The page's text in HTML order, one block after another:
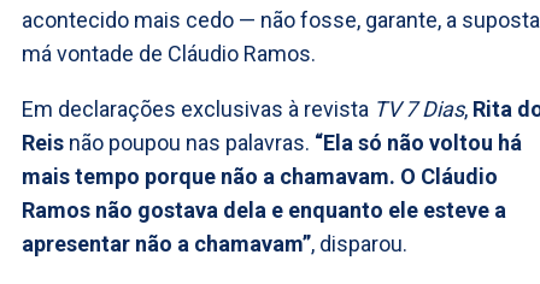
acontecido mais cedo — não fosse, garante, a suposta
má vontade de Cláudio Ramos.
Em declarações exclusivas à revista TV 7 Dias, Rita
Reis não poupou nas palavras. “Ela só não voltou há
mais tempo porque não a chamavam. O Cláudio
Ramos não gostava dela e enquanto ele esteve a
apresentar não a chamavam”, disparou.